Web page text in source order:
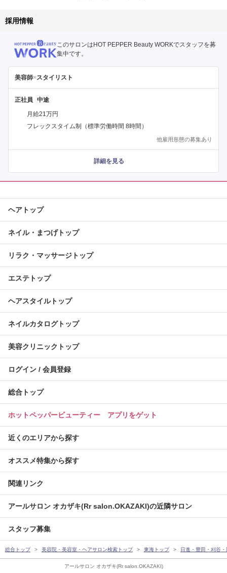
アールサロン オカザキ(Rr salon.OKAZAKI)
採用情報
このサロンはHOT PEPPER Beauty WORKでスタッフを募
集中です。
美容師×スタイリスト
正社員
月給21万円
フレックスタイム制（標準労働時間 8時間）
他雇用形態の募集あり
詳細を見る
ヘアトップ
ネイル・まつげトップ
リラク・マッサージトップ
エステトップ
ヘアスタイルトップ
ネイルカタログトップ
美容クリニックトップ
ログイン / 会員登録
総合トップ
ホットペッパービューティー アプリをゲット
近くのエリアから探す
オススメ特集から探す
関連リンク
アールサロン オカザキ(Rr salon.OKAZAKI)の近隣サロン
スタッフ募集
総合トップ 美容院・美容室・ヘアサロン検索トップ 東海トップ 日進・豊田・刈谷